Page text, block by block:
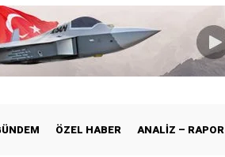
ÖZEL HABER ANALIZ – RAPOR